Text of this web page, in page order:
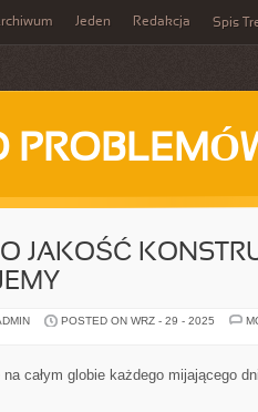
Jeden Redakcja Spis
JAKOŚĆ
POSTED ON WRZ - 29 - 2025
całym globie każdego mijającego